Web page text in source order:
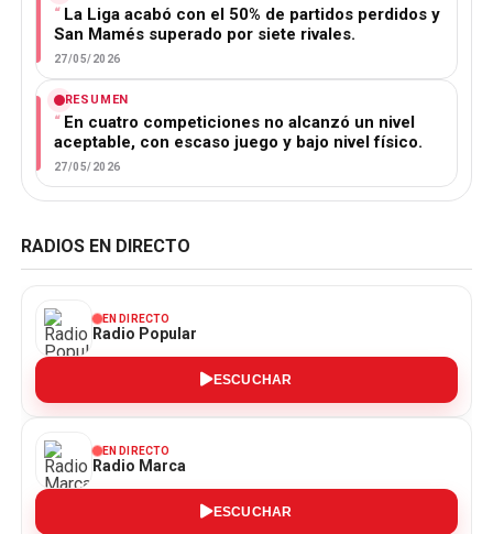
La Liga acabó con el 50% de partidos perdidos y
San Mamés superado por siete rivales.
27/05/2026
RESUMEN
En cuatro competiciones no alcanzó un nivel
aceptable, con escaso juego y bajo nivel físico.
27/05/2026
RADIOS EN DIRECTO
EN DIRECTO
Radio Popular
ESCUCHAR
EN DIRECTO
Radio Marca
ESCUCHAR